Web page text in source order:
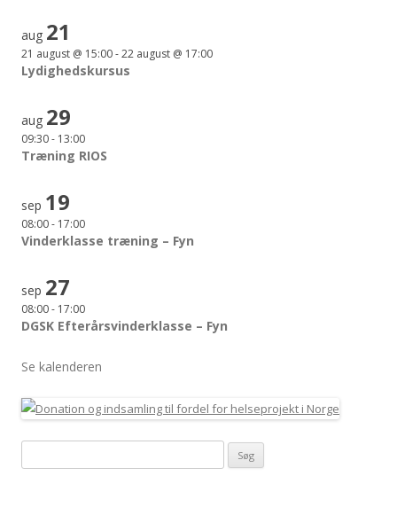
aug 21
21 august @ 15:00-22 august @ 17:00
Lydighedskursus
aug 29
09:30- 13:00
Træning RIOS
sep 19
08:00- 17:00
Vinderklasse træning – Fyn
sep 27
08:00- 17:00
DGSK Efterårsvinderklasse – Fyn
Se kalenderen
efter: